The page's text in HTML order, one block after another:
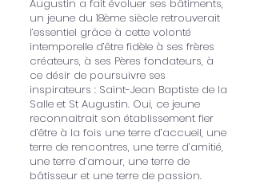
Augustin a fait évoluer ses bâtiments,
un jeune du 18ème siècle retrouverait
l’essentiel grâce à cette volonté
intemporelle d’être fidèle à ses frères
créateurs, à ses Pères fondateurs, à
ce désir de poursuivre ses
inspirateurs : Saint-Jean Baptiste de la
Salle et St Augustin. Oui, ce jeune
reconnaitrait son établissement fier
d’être à la fois une terre d’accueil, une
terre de rencontres, une terre d’amitié,
une terre d’amour, une terre de
bâtisseur et une terre de passion.